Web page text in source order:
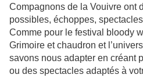
Compagnons de la Vouivre ont
possibles, échoppes,
Comme pour le festival bloody
Grimoire et chaudron et
savons nous adapter en créant
ou des spectacles adaptés à